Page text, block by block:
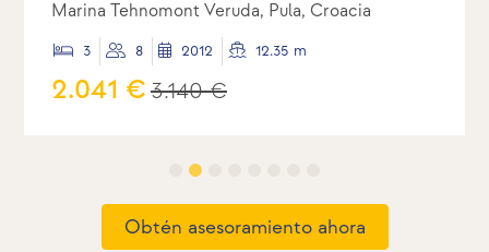
Marina Tehnomont Veruda, Pula, Croacia
3 8 2012 12.35 m
2.041 €3.140 €
Obtén asesoramiento ahora